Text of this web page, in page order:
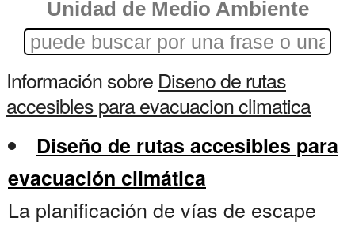
Unidad de Medio Ambiente
Información sobre Diseno de rutas
accesibles para evacuacion climatica
Diseño de rutas accesibles para
evacuación climática
La planificación de vías de escape